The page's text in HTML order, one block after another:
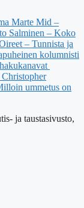
Marte Mid –
Salminen – Koko
– Tunnista ja
kolumnisti
Christopher
ummetus on
ja taustasivusto,